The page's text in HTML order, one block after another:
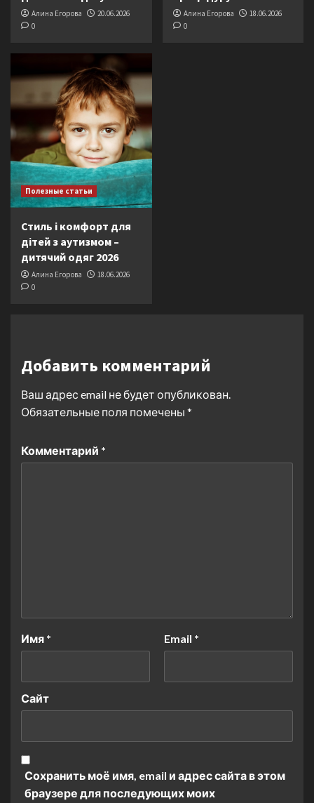
Алина Егорова
20.06.2026
0
Алина Егорова
18.06.2026
0
Полезные статьи
Стиль і комфорт для
дітей з аутизмом –
дитячий одяг 2026
Алина Егорова
18.06.2026
0
Добавить комментарий
Ваш адрес email не будет опубликован.
Обязательные поля помечены *
Комментарий *
Имя * Email *
Сайт
Сохранить моё имя, email и адрес сайта в этом
браузере для последующих моих